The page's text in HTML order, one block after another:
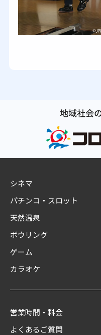
シネマ
パチンコ・スロット
天然温泉
ボウリング
ゲーム
カラオケ
営業時間・料金
よくあるご質問